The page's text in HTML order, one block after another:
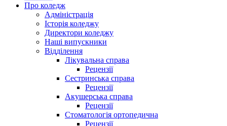
Про коледж
Адміністрація
Історія коледжу
Директори коледжу
Наші випускники
Відділення
Лікувальна справа
Рецензії
Сестринська справа
Рецензії
Акушерська справа
Рецензії
Стоматологія ортопедична
Рецензії